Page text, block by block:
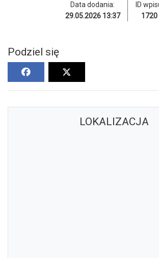
Data dodania:
29.05.2026 13:37
ID
1720
Podziel się
LOKALIZACJA